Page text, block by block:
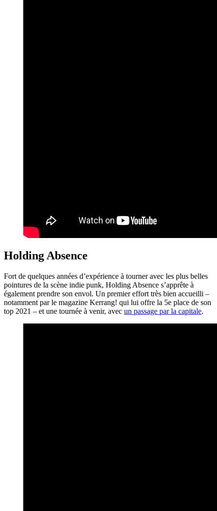
Holding Absence
Fort de quelques années d’expérience à tourner avec les plus belles
pointures de la scène indie punk, Holding Absence s’apprête à
également prendre son envol. Un premier effort très bien accueilli –
notamment par le magazine Kerrang! qui lui offre la 5e place de son
top 2021 – et une tournée à venir, avec un passage par la capitale.